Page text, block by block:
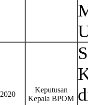
2020
Keputusan
Kepala BPOM